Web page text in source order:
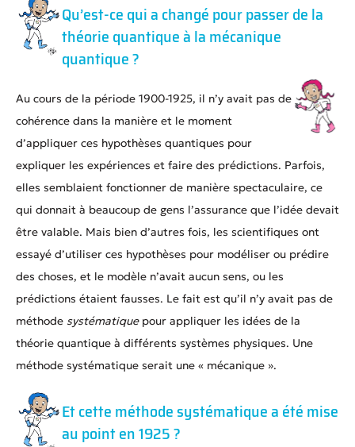
Qu’est-ce qui a changé pour passer de la
théorie quantique à la mécanique
quantique ?
Au cours de la période 1900-1925, il n’y avait pas de
cohérence dans la manière et le moment
d’appliquer ces hypothèses quantiques pour
expliquer les expériences et faire des prédictions. Parfois,
elles semblaient fonctionner de manière spectaculaire, ce
qui donnait à beaucoup de gens l’assurance que l’idée devait
être valable. Mais bien d’autres fois, les scientifiques ont
essayé d’utiliser ces hypothèses pour modéliser ou prédire
des choses, et le modèle n’avait aucun sens, ou les
prédictions étaient fausses. Le fait est qu’il n’y avait pas de
méthode systématiquepour appliquer les idées de la
théorie quantique à différents systèmes physiques. Une
méthode systématique serait une « mécanique ».
Et cette méthode systématique a été mise
au point en 1925 ?